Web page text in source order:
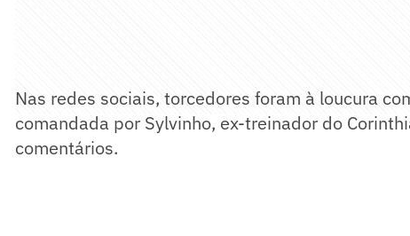
Nas redes sociais, torcedores foram à loucura
comandada por Sylvinho, ex-treinador do
comentários.